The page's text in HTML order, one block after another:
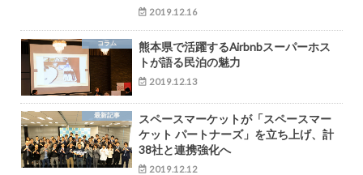
2019.12.16
コラム
熊本県で活躍するAirbnbスーパーホス
トが語る民泊の魅力
2019.12.13
最新記事
スペースマーケットが「スペースマー
ケット パートナーズ」を立ち上げ、計
38社と連携強化へ
2019.12.12